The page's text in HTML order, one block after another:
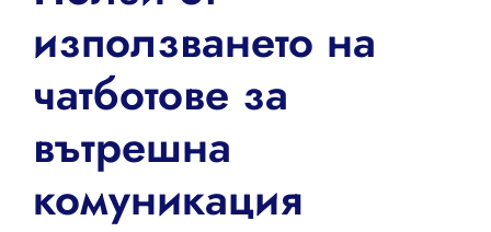
използването на
чатботове за
вътрешна
комуникация